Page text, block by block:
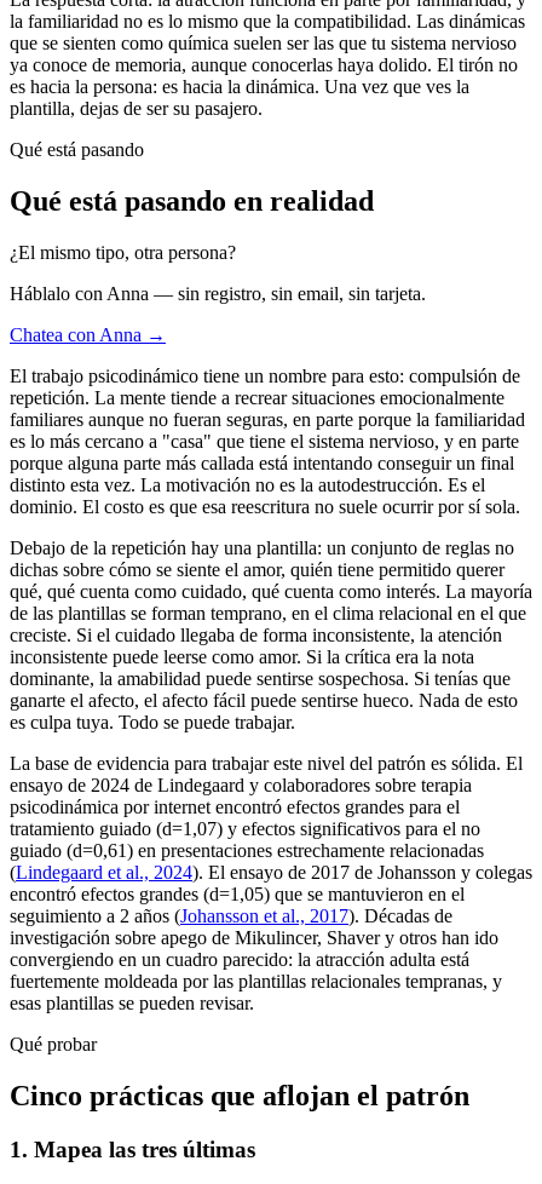
la familiaridad no es lo mismo que la compatibilidad. Las dinámicas
que se sienten como química suelen ser las que tu sistema nervioso
ya conoce de memoria, aunque conocerlas haya dolido. El tirón no
es hacia la persona: es hacia la dinámica. Una vez que ves la
plantilla, dejas de ser su pasajero.
Qué está pasando
Qué está pasando en realidad
¿El mismo tipo, otra persona?
Háblalo con Anna — sin registro, sin email, sin tarjeta.
Chatea con Anna →
El trabajo psicodinámico tiene un nombre para esto: compulsión de
repetición. La mente tiende a recrear situaciones emocionalmente
familiares aunque no fueran seguras, en parte porque la familiaridad
es lo más cercano a "casa" que tiene el sistema nervioso, y en parte
porque alguna parte más callada está intentando conseguir un final
distinto esta vez. La motivación no es la autodestrucción. Es el
dominio. El costo es que esa reescritura no suele ocurrir por sí sola.
Debajo de la repetición hay una plantilla: un conjunto de reglas no
dichas sobre cómo se siente el amor, quién tiene permitido querer
qué, qué cuenta como cuidado, qué cuenta como interés. La mayoría
de las plantillas se forman temprano, en el clima relacional en el que
creciste. Si el cuidado llegaba de forma inconsistente, la atención
inconsistente puede leerse como amor. Si la crítica era la nota
dominante, la amabilidad puede sentirse sospechosa. Si tenías que
ganarte el afecto, el afecto fácil puede sentirse hueco. Nada de esto
es culpa tuya. Todo se puede trabajar.
La base de evidencia para trabajar este nivel del patrón es sólida. El
ensayo de 2024 de Lindegaard y colaboradores sobre terapia
psicodinámica por internet encontró efectos grandes para el
tratamiento guiado (d=1,07) y efectos significativos para el no
guiado (d=0,61) en presentaciones estrechamente relacionadas
(Lindegaard et al., 2024). El ensayo de 2017 de Johansson y colegas
encontró efectos grandes (d=1,05) que se mantuvieron en el
seguimiento a 2 años (Johansson et al., 2017). Décadas de
investigación sobre apego de Mikulincer, Shaver y otros han ido
convergiendo en un cuadro parecido: la atracción adulta está
fuertemente moldeada por las plantillas relacionales tempranas, y
esas plantillas se pueden revisar.
Qué probar
Cinco prácticas que aflojan el patrón
1. Mapea las tres últimas